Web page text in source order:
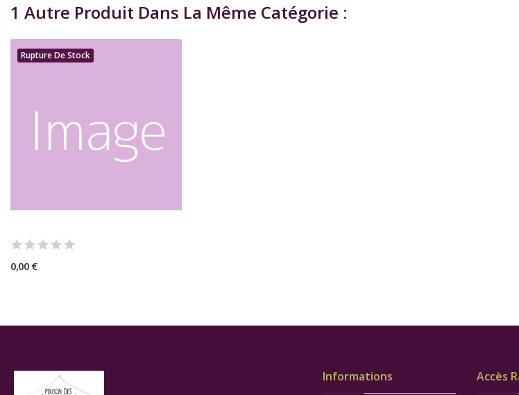
1 Autre Produit Dans La Même Catégorie :
Rupture De Stock
0,00 €
Informations Accès